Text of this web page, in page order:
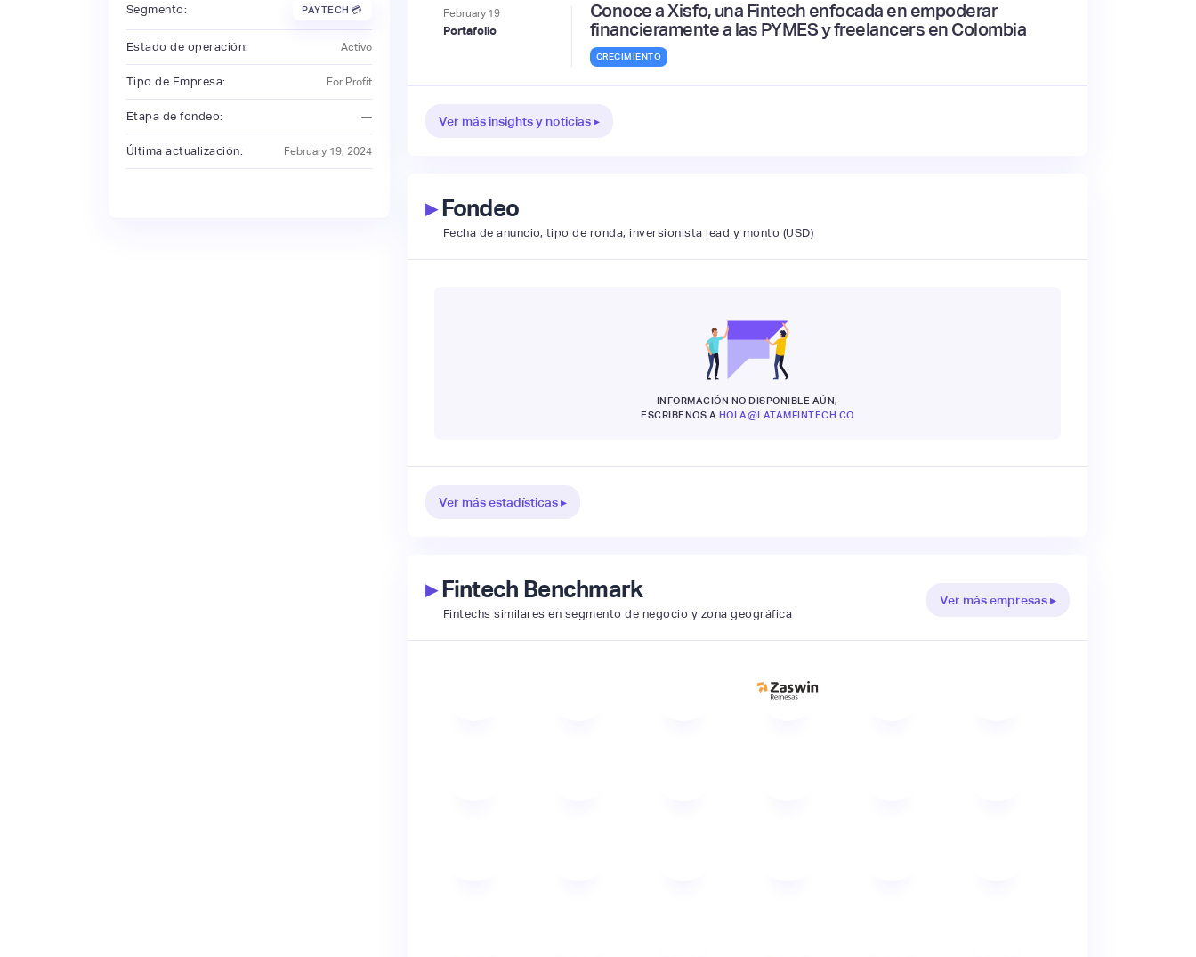
Segmento: PAYTECH 💳
Estado de operación: Activo
Tipo de Empresa: For Profit
Etapa de fondeo: —
Última actualización: February 19, 2024
February 19
Portafolio
Conoce a Xisfo, una Fintech enfocada en empoderar
financieramente a las PYMES y freelancers en Colombia
CRECIMIENTO
Ver más insights y noticias ▸
▸Fondeo
Fecha de anuncio, tipo de ronda, inversionista lead y monto (USD)
INFORMACIÓN NO DISPONIBLE AÚN,
ESCRÍBENOS A HOLA@LATAMFINTECH.CO
Ver más estadísticas ▸
▸Fintech Benchmark
Fintechs similares en segmento de negocio y zona geográfica
Ver más empresas ▸